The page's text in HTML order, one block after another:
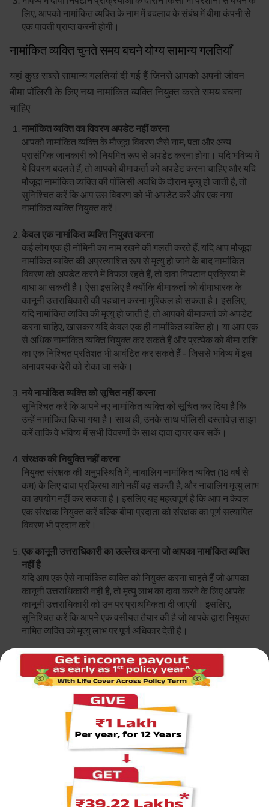
लिए, आपको नामांकित व्यक्ति के नाम में बदलाव के संबंध में बीमा कंपनी से
एक पावती प्राप्त करनी होगी।
नामांकित व्यक्ति चुनते समय बचने योग्य सामान्य गलतियाँ
यहां कुछ सबसे सामान्य गलतियां दी गई हैं जिनसे आपको अपनी जीवन
बीमा पॉलिसी के लिए नया नामांकित व्यक्ति नियुक्त करते समय बचना
चाहिए
नामांकित व्यक्ति का विवरण अपडेट नहीं करना
आपको नामांकित व्यक्ति के मौजूदा विवरण जैसे नाम, पता और अन्य
प्रासंगिक जानकारी को नियमित रूप से अपडेट करना होगा। यदि भविष्य में
ये विवरण बदलते हैं, तो आपको बीमाकर्ता को अपडेट करना चाहिए और यदि
मौजूदा नामांकित व्यक्ति की पॉलिसी अवधि के दौरान मृत्यु हो जाती है, तो
सुनिश्चित करें कि आप उस विवरण को भी अपडेट करें और एक नया
नामांकित व्यक्ति नियुक्त करें।
केवल एक नामांकित व्यक्ति नियुक्त करना
कई लोग एक ही नॉमिनी का नाम रखने की गलती करते हैं. यदि आप मौजूदा
नामांकित व्यक्ति की अप्रत्याशित रूप से मृत्यु हो जाने के बाद नामांकित
विवरण को अपडेट करने में विफल रहते हैं, तो दावा निपटान प्रक्रिया में
बाधा आ सकती है। ऐसा इसलिए है क्योंकि बीमाकर्ता को बीमाधारक के
कानूनी उत्तराधिकारी की पहचान करना मुश्किल हो सकता है। इसलिए,
यदि नामांकित व्यक्ति की मृत्यु हो जाती है, तो आपको बीमाकर्ता को अपडेट
करना चाहिए, खासकर यदि केवल एक ही नामांकित व्यक्ति हो। या आप एक
से अधिक नामांकित व्यक्ति नियुक्त कर सकते हैं और प्रत्येक को बीमा राशि
का एक निश्चित प्रतिशत भी आवंटित कर सकते हैं - जिससे भविष्य में इस
अनावश्यक देरी को रोका जा सके।
नये नामांकित व्यक्ति को सूचित नहीं करना
सुनिश्चित करें कि आपने नए नामांकित व्यक्ति को सूचित कर दिया है कि
उन्हें नामांकित किया गया है। साथ ही, उनके साथ पॉलिसी दस्तावेज़ साझा
करें ताकि वे भविष्य में सभी विवरणों के साथ दावा दायर कर सकें।
संरक्षक की नियुक्ति नहीं करना
नियुक्त संरक्षक की अनुपस्थिति में, नाबालिग नामांकित व्यक्ति (18 वर्ष से
कम) के लिए दावा प्रक्रिया आगे नहीं बढ़ सकती है, और नाबालिग मृत्यु लाभ
का उपयोग नहीं कर सकता है। इसलिए यह महत्वपूर्ण है कि आप न केवल
एक संरक्षक नियुक्त करें बल्कि बीमा प्रदाता को संरक्षक का पूर्ण सत्यापित
विवरण भी प्रदान करें।
एक कानूनी उत्तराधिकारी का उल्लेख करना जो आपका नामांकित व्यक्ति
नहीं है
यदि आप एक ऐसे नामांकित व्यक्ति को नियुक्त करना चाहते हैं जो आपका
कानूनी उत्तराधिकारी नहीं है, तो मृत्यु लाभ का दावा करने के लिए आपके
कानूनी उत्तराधिकारी को उन पर प्राथमिकता दी जाएगी। इसलिए,
सुनिश्चित करें कि आपने एक वसीयत तैयार की है जो आपके द्वारा नियुक्त
नामित व्यक्ति को मृत्यु लाभ पर पूर्ण अधिकार देती है।
समेटते हुए!
अब जब आपके पास इस सवाल का जवाब है कि आप जीवन बीमा में
नामांकित व्यक्तियों को कैसे बदल सकते हैं, तो सुनिश्चित करें कि यदि
आपको ऐसा करने की आवश्यकता है तो आप उचित प्रक्रिया का पालन
करें। इसके अलावा, सुनिश्चित करें कि आप उपर्युक्त गलतियों में से एक भी
न करें - ताकि आपके परिवार के लिए एक निर्बाध दावा निपटान प्रक्रिया
आपको यह लेख कितना उपयोगी लगा?